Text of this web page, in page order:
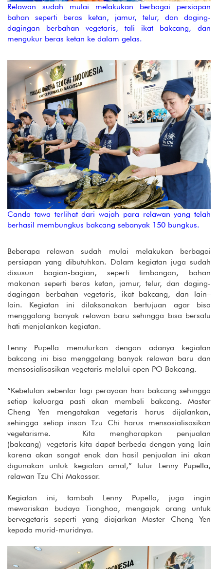
Relawan sudah mulai melakukan berbagai persiapan
bahan seperti beras ketan, jamur, telur, dan daging-
dagingan berbahan vegetaris, tali ikat bakcang, dan
mengukur beras ketan ke dalam gelas.
Canda tawa terlihat dari wajah para relawan yang telah
berhasil membungkus bakcang sebanyak 150 bungkus.
Beberapa relawan sudah mulai melakukan berbagai
persiapan yang dibutuhkan. Dalam kegiatan juga sudah
disusun bagian-bagian, seperti timbangan, bahan
makanan seperti beras ketan, jamur, telur, dan daging-
dagingan berbahan vegetaris, ikat bakcang, dan lain–
lain. Kegiatan ini dilaksanakan bertujuan agar bisa
menggalang banyak relawan baru sehingga bisa bersatu
hati menjalankan kegiatan.
Lenny Pupella menuturkan dengan adanya kegiatan
bakcang ini bisa menggalang banyak relawan baru dan
mensosialisasikan vegetaris melalui open PO Bakcang.
“Kebetulan sebentar lagi perayaan hari bakcang sehingga
setiap keluarga pasti akan membeli bakcang. Master
Cheng Yen mengatakan vegetaris harus dijalankan,
sehingga setiap insan Tzu Chi harus mensosialisasikan
vegetarisme. Kita mengharapkan penjualan
(bakcang) vegetaris kita dapat berbeda dengan yang lain
karena akan sangat enak dan hasil penjualan ini akan
digunakan untuk kegiatan amal,” tutur Lenny Pupella,
relawan Tzu Chi Makassar.
Kegiatan ini, tambah Lenny Pupella, juga ingin
mewariskan budaya Tionghoa, mengajak orang untuk
bervegetaris seperti yang diajarkan Master Cheng Yen
kepada murid-muridnya.